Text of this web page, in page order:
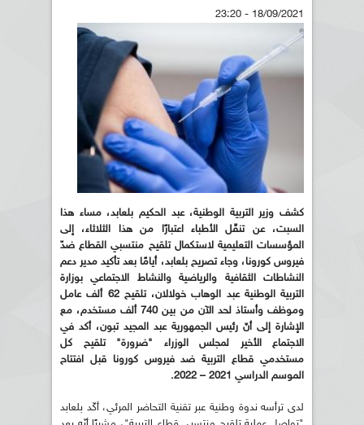
18/09/2021 - 23:20
كشف وزير التربية الوطنية، عبد الحكيم بلعابد، مساء هذا
السبت، عن تنقّل الأطباء اعتبارًا من هذا الثلاثاء، إلى
المؤسسات التعليمية لاستكمال تلقيح منتسبي القطاع ضدّ
فيروس كورونا، وجاء تصريح بلعابد، أيامًا بعد تأكيد مدير دعم
النشاطات الثقافية والرياضية والنشاط الاجتماعي بوزارة
التربية الوطنية عبد الوهاب خولالان، تلقيح 62 ألف عامل
وموظف وأستاذ لحد الآن من بين 740 ألف مستخدم، مع
الإشارة إلى أنّ رئيس الجمهورية عبد المجيد تبون، أكد في
الاجتماع الأخير لمجلس الوزراء "ضرورة" تلقيح كل
مستخدمي قطاع التربية ضد فيروس كورونا قبل افتتاح
الموسم الدراسي 2021 – 2022.
لدى ترأسه ندوة وطنية عبر تقنية التحاضر المرئي، أكّد بلعابد